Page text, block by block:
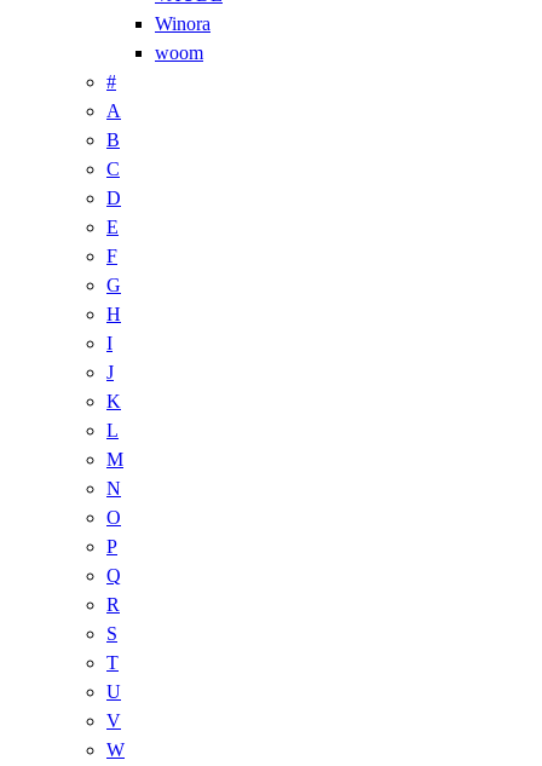
Winora
woom
#
A
B
C
D
E
F
G
H
I
J
K
L
M
N
O
P
Q
R
S
T
U
V
W